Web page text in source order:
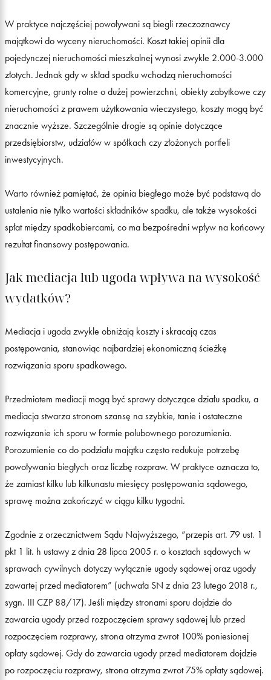
W praktyce najczęściej powoływani są biegli rzeczoznawcy
majątkowi do wyceny nieruchomości. Koszt takiej opinii dla
pojedynczej nieruchomości mieszkalnej wynosi zwykle 2.000-3.000
złotych. Jednak gdy w skład spadku wchodzą nieruchomości
komercyjne, grunty rolne o dużej powierzchni, obiekty zabytkowe czy
nieruchomości z prawem użytkowania wieczystego, koszty mogą być
znacznie wyższe. Szczególnie drogie są opinie dotyczące
przedsiębiorstw, udziałów w spółkach czy złożonych portfeli
inwestycyjnych.
Warto również pamiętać, że opinia biegłego może być podstawą do
ustalenia nie tylko wartości składników spadku, ale także wysokości
spłat między spadkobiercami, co ma bezpośredni wpływ na końcowy
rezultat finansowy postępowania.
Jak mediacja lub ugoda wpływa na wysokość
wydatków?
Mediacja i ugoda zwykle obniżają koszty i skracają czas
postępowania, stanowiąc najbardziej ekonomiczną ścieżkę
rozwiązania sporu spadkowego.
Przedmiotem mediacji mogą być sprawy dotyczące działu spadku, a
mediacja stwarza stronom szansę na szybkie, tanie i ostateczne
rozwiązanie ich sporu w formie polubownego porozumienia.
Porozumienie co do podziału majątku często redukuje potrzebę
powoływania biegłych oraz liczbę rozpraw. W praktyce oznacza to,
że zamiast kilku lub kilkunastu miesięcy postępowania sądowego,
sprawę można zakończyć w ciągu kilku tygodni.
Zgodnie z orzecznictwem Sądu Najwyższego, “przepis art. 79 ust. 1
pkt 1 lit. h ustawy z dnia 28 lipca 2005 r. o kosztach sądowych w
sprawach cywilnych dotyczy wyłącznie ugody sądowej oraz ugody
zawartej przed mediatorem” (uchwała SN z dnia 23 lutego 2018 r.,
sygn. III CZP 88/17). Jeśli między stronami sporu dojdzie do
zawarcia ugody przed rozpoczęciem sprawy sądowej lub przed
rozpoczęciem rozprawy, strona otrzyma zwrot 100% poniesionej
opłaty sądowej. Gdy do zawarcia ugody przed mediatorem dojdzie
po rozpoczęciu rozprawy, strona otrzyma zwrot 75% opłaty sądowej.